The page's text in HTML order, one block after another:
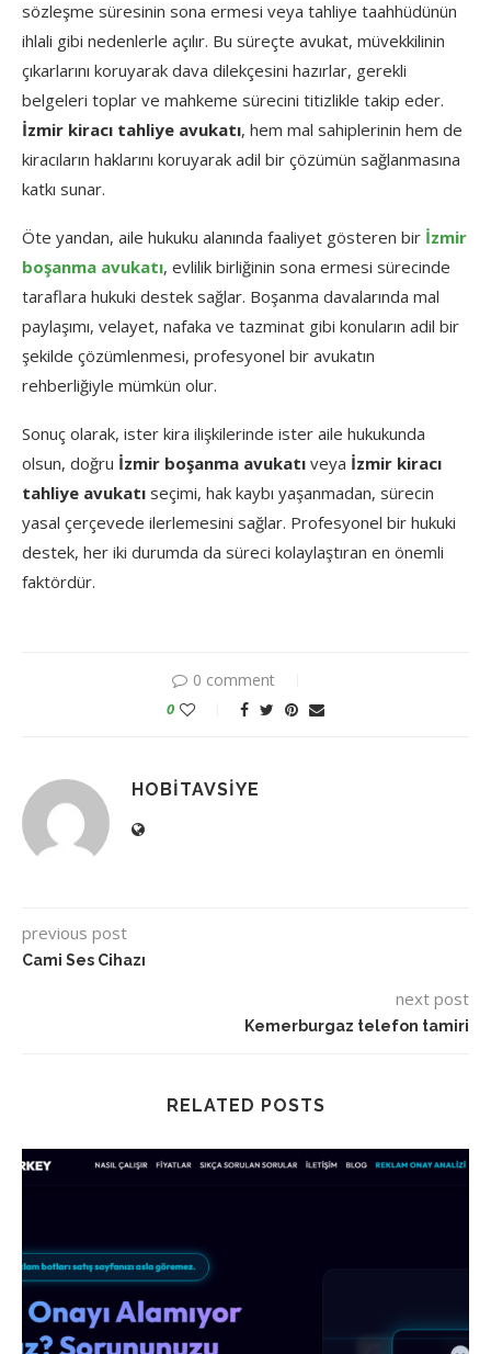
sözleşme süresinin sona ermesi veya tahliye taahhüdünün
ihlali gibi nedenlerle açılır. Bu süreçte avukat, müvekkilinin
çıkarlarını koruyarak dava dilekçesini hazırlar, gerekli
belgeleri toplar ve mahkeme sürecini titizlikle takip eder.
İzmir kiracı tahliye avukatı, hem mal sahiplerinin hem de
kiracıların haklarını koruyarak adil bir çözümün sağlanmasına
katkı sunar.
Öte yandan, aile hukuku alanında faaliyet gösteren bir İzmir
boşanma avukatı, evlilik birliğinin sona ermesi sürecinde
taraflara hukuki destek sağlar. Boşanma davalarında mal
paylaşımı, velayet, nafaka ve tazminat gibi konuların adil bir
şekilde çözümlenmesi, profesyonel bir avukatın
rehberliğiyle mümkün olur.
Sonuç olarak, ister kira ilişkilerinde ister aile hukukunda
olsun, doğru İzmir boşanma avukatı veya İzmir kiracı
tahliye avukatı seçimi, hak kaybı yaşanmadan, sürecin
yasal çerçevede ilerlemesini sağlar. Profesyonel bir hukuki
destek, her iki durumda da süreci kolaylaştıran en önemli
faktördür.
0 comment
0
HOBITAVSIYE
previous post
Cami Ses Cihazı
next post
Kemerburgaz telefon tamiri
RELATED POSTS